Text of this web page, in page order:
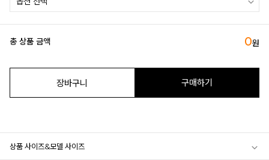
총 상품 금액 0원
장바구니 구매하기
상품 사이즈&모델 사이즈